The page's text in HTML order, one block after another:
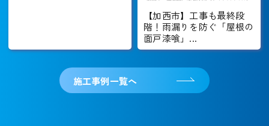
【加西市】工事も最終段
階！雨漏りを防ぐ「屋根の
面戸漆喰」...
施工事例一覧へ